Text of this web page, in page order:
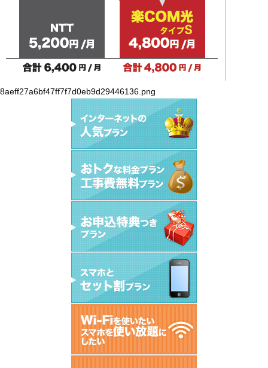
8aeff27a6bf47ff7f7d0eb9d29446136.png